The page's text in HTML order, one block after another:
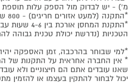
מ') - יש לבדוק מול הספק עלות תוספת
*התקנה (למעט אזורים חריגים) - 800 ש"ח.
*התקנת המחסן
הטכניות (נדרשת יכולת טכנית גבוהה
*למי שבוחר בהרכבה, זמן האספקה יהיה עד 21 ימי
* אין החברה אחראית על התקנות של
שאנו עובדים אתם הם חיצוניים ולא
יכול לבחור להתקין בעצמו או להזמין